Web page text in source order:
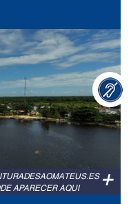
+
APARECER AQUI